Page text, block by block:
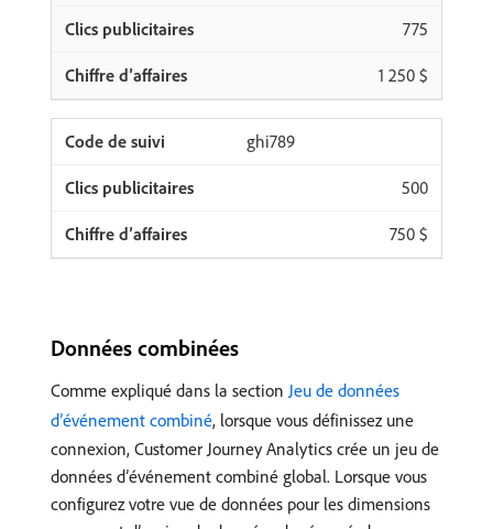
775
1 250 $
ghi789
500
750 $
Données combinées
Comme expliqué dans la section Jeu de données
d’événement combiné, lorsque vous définissez une
connexion, Customer Journey Analytics crée un jeu de
données d’événement combiné global. Lorsque vous
configurez votre vue de données pour les dimensions